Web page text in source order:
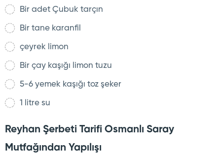
Bir adet Çubuk tarçın
Bir tane karanfil
çeyrek limon
Bir çay kaşığı limon tuzu
5-6 yemek kaşığı toz şeker
1 litre su
Reyhan Şerbeti Tarifi Osmanlı Saray
Mutfağından Yapılışı